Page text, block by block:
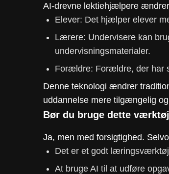
AI-drevne lektiehjælpere
Elever: Det hjælper elever
Lærere: Undervisere kan
undervisningsmaterialer.
Forældre: Forældre, der har
Denne teknologi ændrer
uddannelse mere tilgængelig
Bør du bruge dette
Ja, men med forsigtighed.
Det er et godt
At bruge AI til at udføre